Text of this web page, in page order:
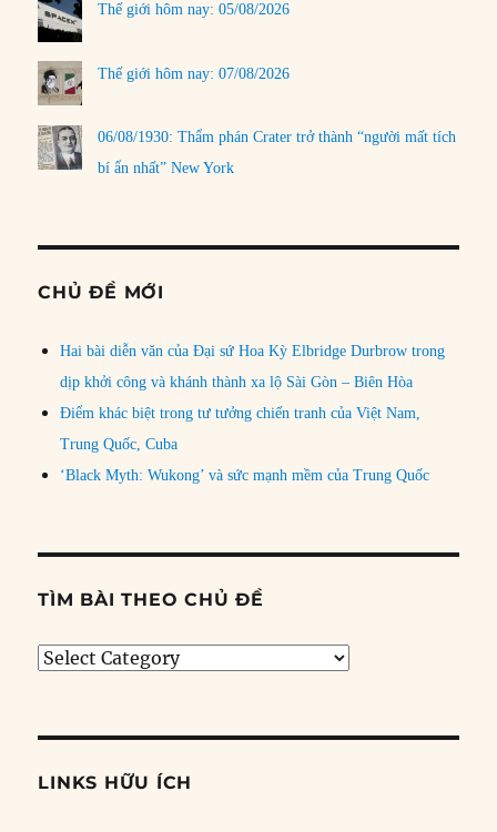
Thế giới hôm nay: 05/08/2026
Thế giới hôm nay: 07/08/2026
06/08/1930: Thẩm phán Crater trở thành “người mất tích
bí ẩn nhất” New York
CHỦ ĐỀ MỚI
Hai bài diễn văn của Đại sứ Hoa Kỳ Elbridge Durbrow trong
dịp khởi công và khánh thành xa lộ Sài Gòn – Biên Hòa
Điểm khác biệt trong tư tưởng chiến tranh của Việt Nam,
Trung Quốc, Cuba
‘Black Myth: Wukong’ và sức mạnh mềm của Trung Quốc
TÌM BÀI THEO CHỦ ĐỀ
Tìm
đề
LINKS HỮU ÍCH